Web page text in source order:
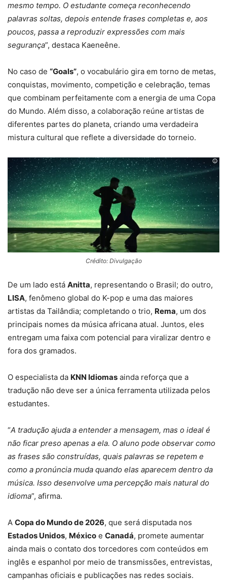
mesmo tempo. O estudante começa reconhecendo
palavras soltas, depois entende frases completas e, aos
poucos, passa a reproduzir expressões com mais
segurança”, destaca Kaeneêne.
No caso de “Goals”, o vocabulário gira em torno de metas,
conquistas, movimento, competição e celebração, temas
que combinam perfeitamente com a energia de uma Copa
do Mundo. Além disso, a colaboração reúne artistas de
diferentes partes do planeta, criando uma verdadeira
mistura cultural que reflete a diversidade do torneio.
Crédito: Divulgação
De um lado está Anitta, representando o Brasil; do outro,
LISA, fenômeno global do K-pop e uma das maiores
artistas da Tailândia; completando o trio, Rema, um dos
principais nomes da música africana atual. Juntos, eles
entregam uma faixa com potencial para viralizar dentro e
fora dos gramados.
O especialista da KNN Idiomas ainda reforça que a
tradução não deve ser a única ferramenta utilizada pelos
estudantes.
“A tradução ajuda a entender a mensagem, mas o ideal é
não ficar preso apenas a ela. O aluno pode observar como
as frases são construídas, quais palavras se repetem e
como a pronúncia muda quando elas aparecem dentro da
música. Isso desenvolve uma percepção mais natural do
idioma”, afirma.
A Copa do Mundo de 2026, que será disputada nos
Estados Unidos, México e Canadá, promete aumentar
ainda mais o contato dos torcedores com conteúdos em
inglês e espanhol por meio de transmissões, entrevistas,
campanhas oficiais e publicações nas redes sociais.